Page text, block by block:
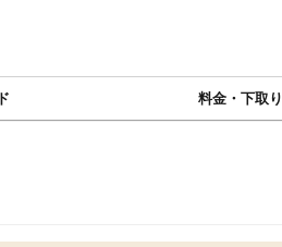
料金・下取り